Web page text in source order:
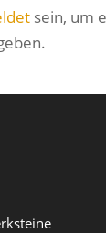
sein, um